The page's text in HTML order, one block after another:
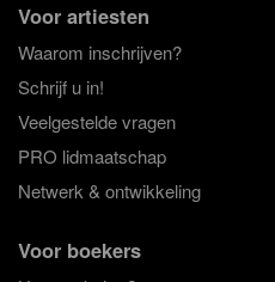
Voor artiesten
Waarom inschrijven?
Schrijf u in!
Veelgestelde vragen
PRO lidmaatschap
Netwerk & ontwikkeling
Voor boekers